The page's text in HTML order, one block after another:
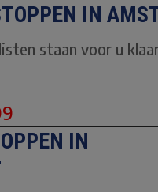
IN
staan voor u
IN